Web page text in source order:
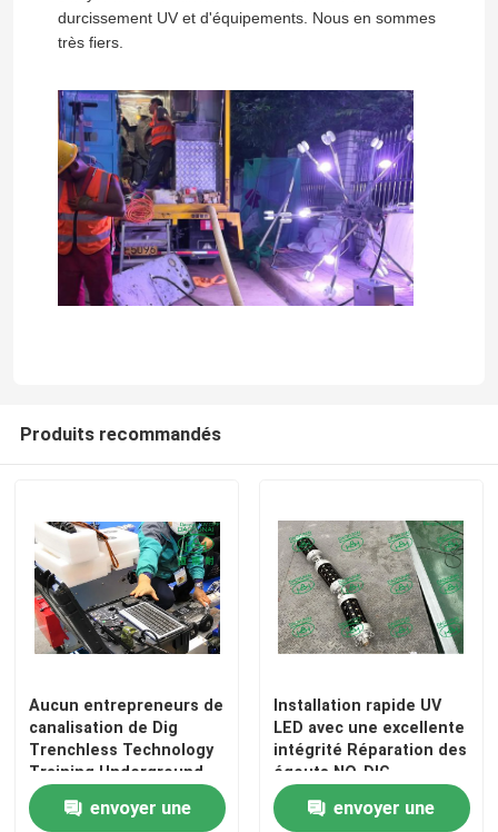
Nous vous rappellerons bientôt!
durcissement UV et d'équipements. Nous en sommes
très fiers.
Produits recommandés
Aucun entrepreneurs de
canalisation de Dig
Trenchless Technology
Training Underground
envoyer une
Installation rapide UV
LED avec une excellente
intégrité Réparation des
égouts NO-DIG
envoyer une